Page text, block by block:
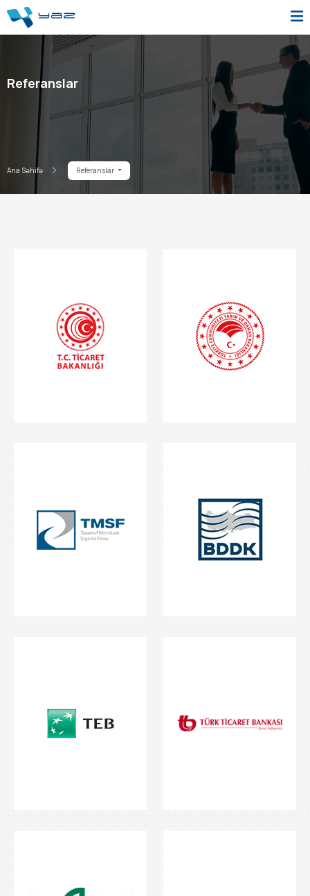
Referanslar
Ana Səhifə Referanslar